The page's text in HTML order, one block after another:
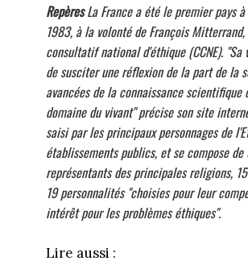
Repères La France a été le premier pays
1983, à la volonté de François
consultatif national d'éthique (CCNE). "Sa
de susciter une réflexion de la part de la
avancées de la connaissance scientifique
domaine du vivant" précise son site
saisi par les principaux personnages de
établissements publics, et se compose de
représentants des principales religions,
19 personnalités "choisies pour leur
intérêt pour les problèmes éthiques".
Lire aussi :